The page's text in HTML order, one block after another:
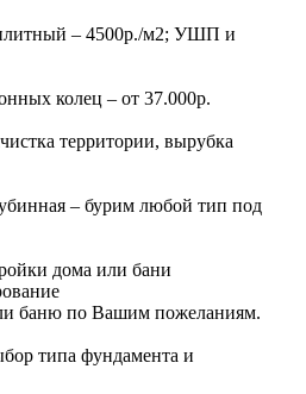
– 4500р./м2; УШП и
колец – от 37.000р.
территории, вырубка
– бурим любой тип под
дома или бани
баню по Вашим пожеланиям.
типа фундамента и